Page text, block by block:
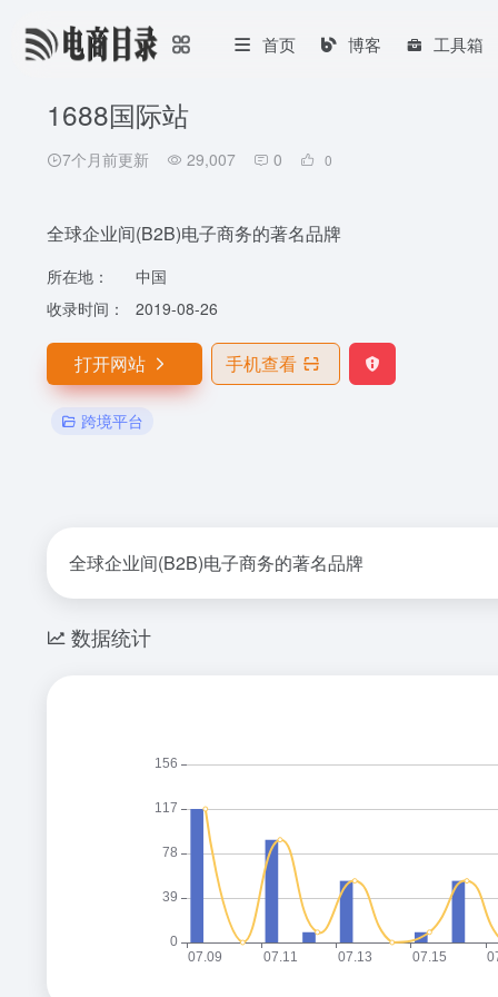
首页 博客 工具箱
1688国际站
7个月前更新 29,007 0 0
全球企业间(B2B)电子商务的著名品牌
所在地：
中国
收录时间：
2019-08-26
打开网站 手机查看
跨境平台
全球企业间(B2B)电子商务的著名品牌
数据统计